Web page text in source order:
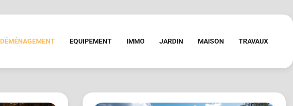
DÉMÉNAGEMENT EQUIPEMENT IMMO JARDIN MAISON TRAVAUX